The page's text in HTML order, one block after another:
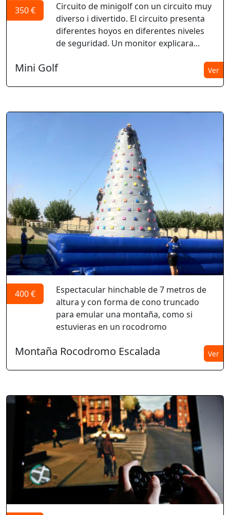
Circuito de minigolf con un circuito muy
diverso i divertido. El circuito presenta
diferentes hoyos en diferentes niveles
de seguridad. Un monitor explicara...
350 €
Mini Golf Ver
Espectacular hinchable de 7 metros de
altura y con forma de cono truncado
para emular una montaña, como si
estuvieras en un rocodromo
400 €
Montaña Rocodromo Escalada Ver